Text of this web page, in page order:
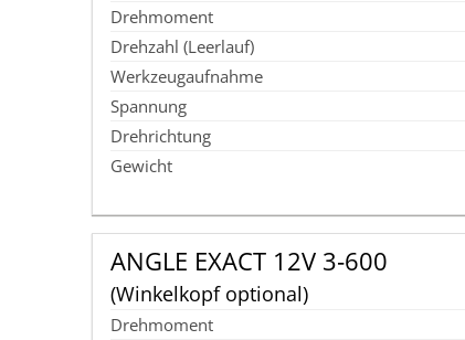
ANGLE EXACT 12V 3‑600
(Winkelkopf optional)